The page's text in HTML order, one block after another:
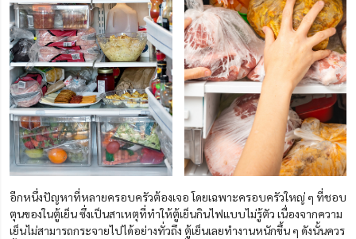
อีกหนึ่งปัญหาที่หลายครอบครัวต้องเจอ โดยเฉพาะครอบครัวใหญ่ ๆ ที่ชอบ
ตุนของในตู้เย็นซึ่งเป็นสาเหตุที่ทำให้ตู้เย็นกินไฟแบบไม่รู้ตัว เนื่องจากความ
เย็นไม่สามารถกระจายไปได้อย่างทั่วถึง ตู้เย็นเลยทำงานหนักขึ้น ๆ ดังนั้นควร